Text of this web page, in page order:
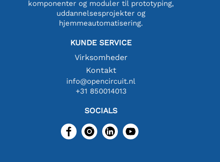
komponenter og moduler til prototyping,
uddannelsesprojekter og
hjemmeautomatisering.
KUNDE SERVICE
Virksomheder
Kontakt
info@opencircuit.nl
+31 850014013
SOCIALS